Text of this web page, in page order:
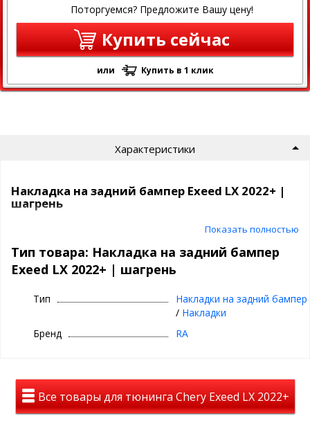
Поторгуемся? Предложите Вашу цену!
Купить сейчас
или Купить в 1 клик
Характеристики
Накладка на задний бампер Exeed LX 2022+ |
шагрень
Покрытие: нет
Вес: 300 гр
Размер в упаковке: 1250х150х20 мм
Комплектация: Деталь (АБС-пластик)-2 шт., двухсторонний скотч
Накладка на задний бампер помогает предотвратить
повреждение лакокрасочного покрытия бампера в процессе
сэкономив на перекраске бампера.
Показать полностью
Тип товара: Накладка на задний бампер
Exeed LX 2022+ | шагрень
Тип
Накладки на задний бампер
/ Накладки
Бренд
RA
Все товары для тюнинга Chery Exeed LX 2022+